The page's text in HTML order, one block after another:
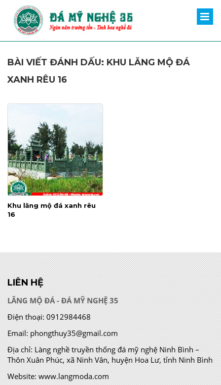
BÀI VIẾT ĐÁNH DẤU: KHU LĂNG MỘ ĐÁ
XANH RÊU 16
Khu lăng mộ đá xanh rêu
16
LIÊN HỆ
LĂNG MỘ ĐÁ - ĐÁ MỸ NGHỆ 35
Điện thoại: 0912984468
Email: phongthuy35@gmail.com
Địa chỉ:Làng nghề truyền thống đá mỹ nghệ Ninh Bình –
Thôn Xuân Phúc, xã Ninh Vân, huyện Hoa Lư, tỉnh Ninh Bình
Website: www.langmoda.com